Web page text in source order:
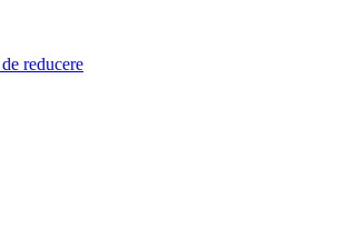
reducere